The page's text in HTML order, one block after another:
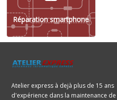
Réparation smartphone
Atelier express à dejà plus de 15 ans
d'expérience dans la maintenance de